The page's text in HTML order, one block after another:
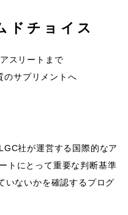
チョイス
スリートまで
のサプリメントへ
社が運営する国際的なア
トにとって重要な判断基準
いないかを確認するプログ